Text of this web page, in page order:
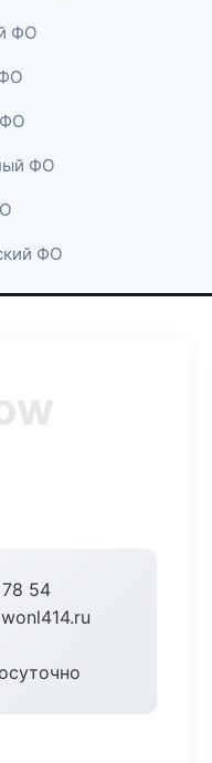
ФО
ФО
ФО
ФО
54